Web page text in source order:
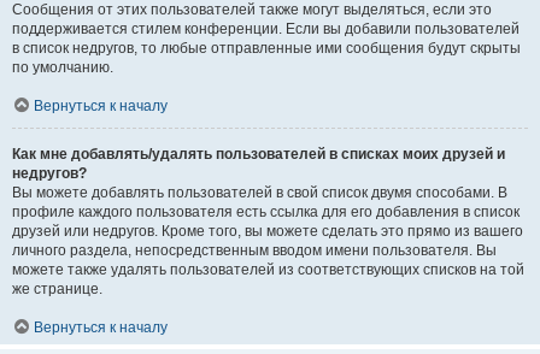
Сообщения от этих пользователей также могут выделяться, если это
поддерживается стилем конференции. Если вы добавили пользователей
в список недругов, то любые отправленные ими сообщения будут скрыты
по умолчанию.
Вернуться к началу
Как мне добавлять/удалять пользователей в списках моих друзей и
недругов?
Вы можете добавлять пользователей в свой список двумя способами. В
профиле каждого пользователя есть ссылка для его добавления в список
друзей или недругов. Кроме того, вы можете сделать это прямо из вашего
личного раздела, непосредственным вводом имени пользователя. Вы
можете также удалять пользователей из соответствующих списков на той
же странице.
Вернуться к началу